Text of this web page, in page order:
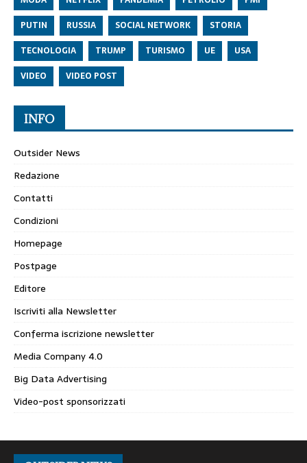
PUTIN
RUSSIA SOCIAL NETWORK
STORIA
TECNOLOGIA
TRUMP TURISMO UE
USA
VIDEO
VIDEO POST
INFO
Outsider News
Redazione
Contatti
Condizioni
Homepage
Postpage
Editore
Iscriviti alla Newsletter
Conferma iscrizione newsletter
Media Company 4.0
Big Data Advertising
Video-post sponsorizzati